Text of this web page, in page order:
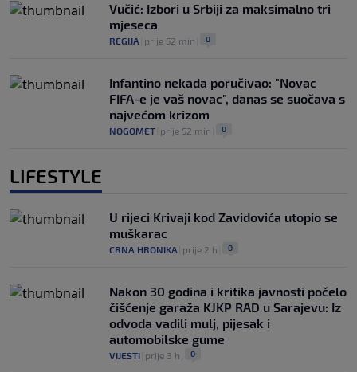
Vučić: Izbori u Srbiji za maksimalno tri
mjeseca
REGIJA prije 52 min 0
Infantino nekada poručivao: "Novac
FIFA-e je vaš novac", danas se suočava s
najvećom krizom
NOGOMET prije 52 min 0
LIFESTYLE
U rijeci Krivaji kod Zavidovića utopio se
muškarac
CRNA HRONIKA prije 2 h 0
Nakon 30 godina i kritika javnosti počelo
čišćenje garaža KJKP RAD u Sarajevu: Iz
odvoda vadili mulj, pijesak i
automobilske gume
VIJESTI prije 3 h 0